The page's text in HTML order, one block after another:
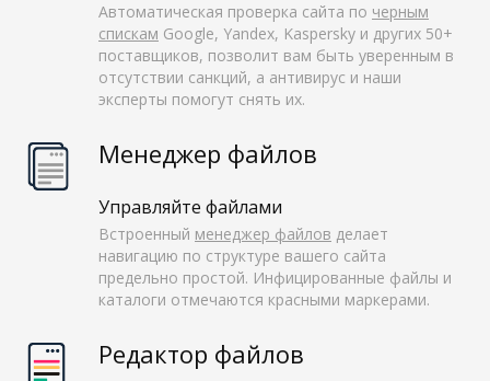
Автоматическая проверка сайта по черным
спискам Google, Yandex, Kaspersky и других 50+
поставщиков, позволит вам быть уверенным в
отсутствии санкций, а антивирус и наши
эксперты помогут снять их.
Менеджер файлов
Управляйте файлами
Встроенный менеджер файлов делает
навигацию по структуре вашего сайта
предельно простой. Инфицированные файлы и
каталоги отмечаются красными маркерами.
Редактор файлов